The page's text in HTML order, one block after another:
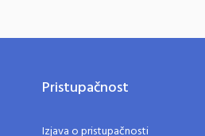
Pristupačnost
Izjava o pristupačnosti